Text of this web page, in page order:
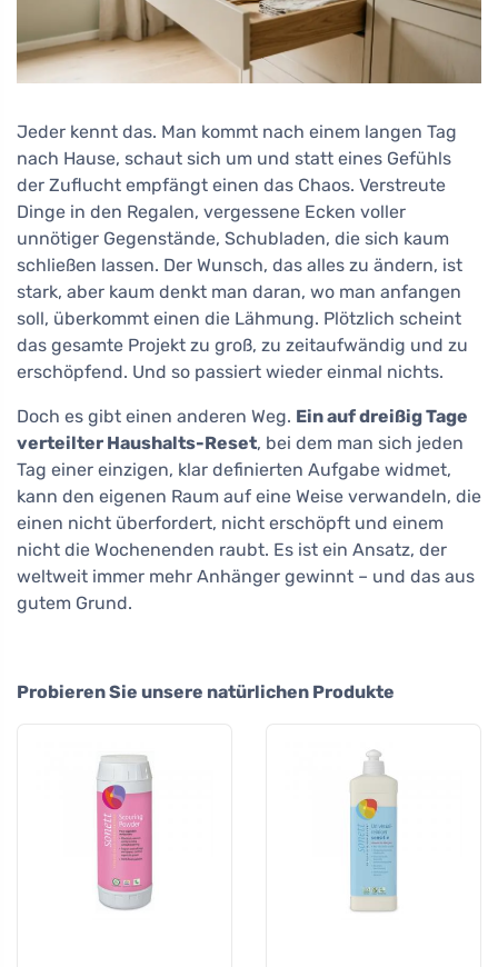
Jeder kennt das. Man kommt nach einem langen Tag
nach Hause, schaut sich um und statt eines Gefühls
der Zuflucht empfängt einen das Chaos. Verstreute
Dinge in den Regalen, vergessene Ecken voller
unnötiger Gegenstände, Schubladen, die sich kaum
schließen lassen. Der Wunsch, das alles zu ändern, ist
stark, aber kaum denkt man daran, wo man anfangen
soll, überkommt einen die Lähmung. Plötzlich scheint
das gesamte Projekt zu groß, zu zeitaufwändig und zu
erschöpfend. Und so passiert wieder einmal nichts.
Doch es gibt einen anderen Weg. Ein auf dreißig Tage
verteilter Haushalts-Reset, bei dem man sich jeden
Tag einer einzigen, klar definierten Aufgabe widmet,
kann den eigenen Raum auf eine Weise verwandeln, die
einen nicht überfordert, nicht erschöpft und einem
nicht die Wochenenden raubt. Es ist ein Ansatz, der
weltweit immer mehr Anhänger gewinnt – und das aus
gutem Grund.
Probieren Sie unsere natürlichen Produkte